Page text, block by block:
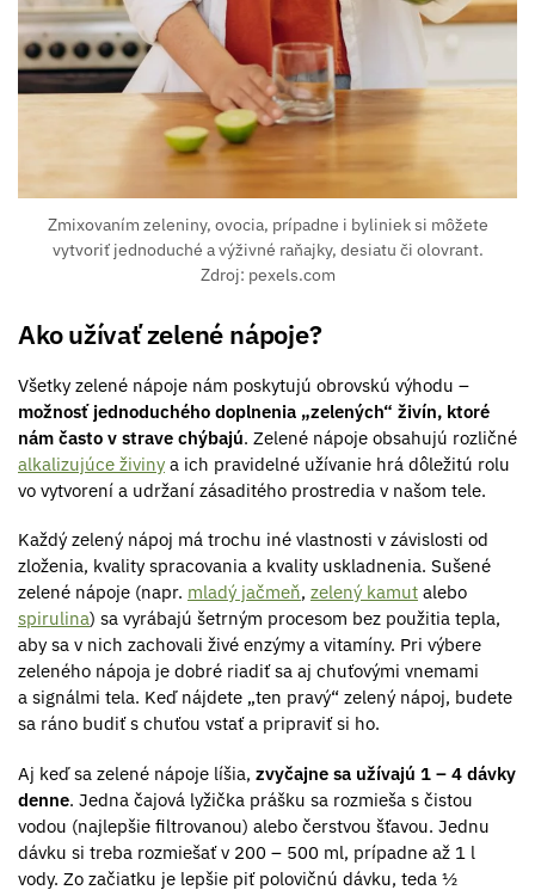
Zmixovaním zeleniny, ovocia, prípadne i byliniek si môžete
vytvoriť jednoduché a výživné raňajky, desiatu či olovrant.
Zdroj: pexels.com
Ako užívať zelené nápoje?
Všetky zelené nápoje nám poskytujú obrovskú výhodu –
možnosť jednoduchého doplnenia „zelených“ živín, ktoré
nám často v strave chýbajú. Zelené nápoje obsahujú rozličné
alkalizujúce živiny a ich pravidelné užívanie hrá dôležitú rolu
vo vytvorení a udržaní zásaditého prostredia v našom tele.
Každý zelený nápoj má trochu iné vlastnosti v závislosti od
zloženia, kvality spracovania a kvality uskladnenia. Sušené
zelené nápoje (napr. mladý jačmeň, zelený kamut alebo
spirulina) sa vyrábajú šetrným procesom bez použitia tepla,
aby sa v nich zachovali živé enzýmy a vitamíny. Pri výbere
zeleného nápoja je dobré riadiť sa aj chuťovými vnemami
a signálmi tela. Keď nájdete „ten pravý“ zelený nápoj, budete
sa ráno budiť s chuťou vstať a pripraviť si ho.
Aj keď sa zelené nápoje líšia, zvyčajne sa užívajú 1 – 4 dávky
denne. Jedna čajová lyžička prášku sa rozmieša s čistou
vodou (najlepšie filtrovanou) alebo čerstvou šťavou. Jednu
dávku si treba rozmiešať v 200 – 500 ml, prípadne až 1 l
vody. Zo začiatku je lepšie piť polovičnú dávku, teda ½